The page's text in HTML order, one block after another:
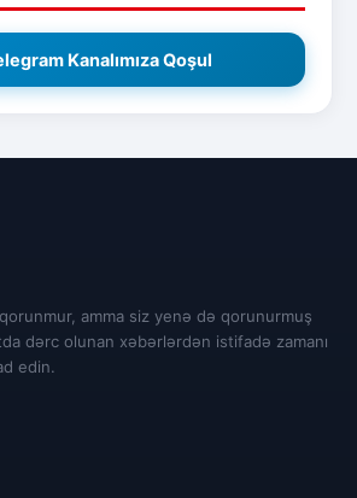
Kanalımıza Qoşul
amma siz yenə də qorunurmuş
dərc olunan xəbərlərdən istifadə zamanı
edin.